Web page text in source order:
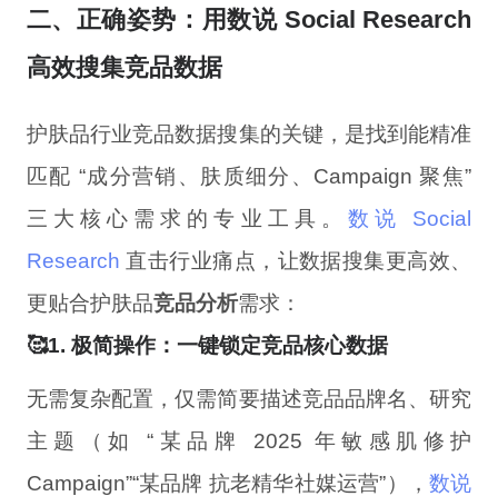
二、正确姿势：用数说 Social Research
高效搜集竞品数据
护肤品行业竞品数据搜集的关键，是找到能精准
匹配 “成分营销、肤质细分、Campaign 聚焦”
三大核心需求的专业工具。 数说 Social
Research 直击行业痛点，让数据搜集更高效、
更贴合护肤品竞品分析需求：
🥰1. 极简操作：一键锁定竞品核心数据
无需复杂配置，仅需简要描述竞品品牌名、研究
主题（如 “某品牌 2025 年敏感肌修护
Campaign”“某品牌 抗老精华社媒运营”）， 数说